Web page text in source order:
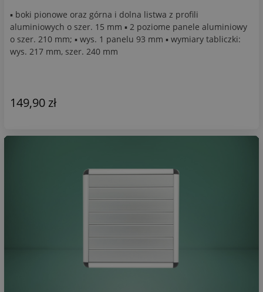
▪ boki pionowe oraz górna i dolna listwa z profili
aluminiowych o szer. 15 mm ▪ 2 poziome panele aluminiowy
o szer. 210 mm; ▪ wys. 1 panelu 93 mm ▪ wymiary tabliczki:
wys. 217 mm, szer. 240 mm
149,90 zł